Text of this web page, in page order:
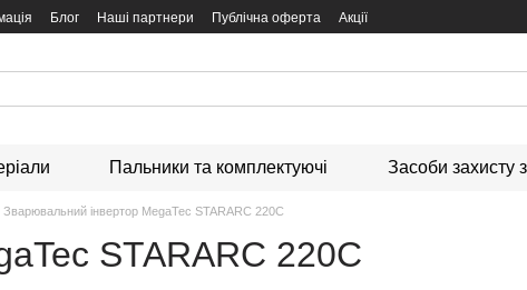
Блог Наші партнери Публічна оферта Акції
Пальники та комплектуючі Засоби захисту
Зварювальний інвертор MegaTec STARARC 220С
STARARC 220С